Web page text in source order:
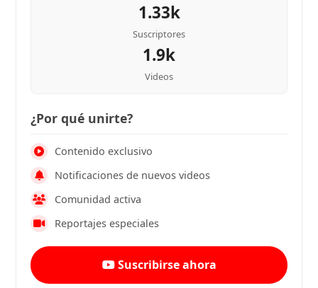
1.33k
Suscriptores
1.9k
Videos
¿Por qué unirte?
Contenido exclusivo
Notificaciones de nuevos videos
Comunidad activa
Reportajes especiales
Suscribirse ahora